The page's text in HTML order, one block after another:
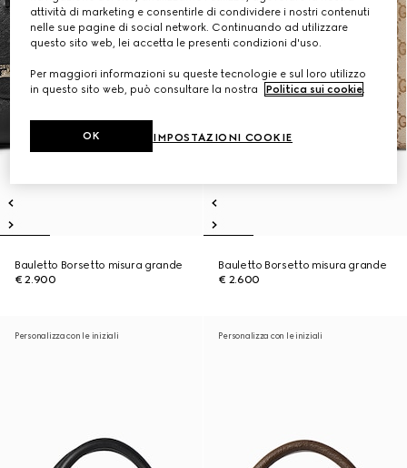
Bauletto Borsetto misura grande
€ 2.900
Bauletto Borsetto misura grande
€ 2.600
Personalizza con le iniziali Personalizza con le iniziali
attività di marketing e consentirle di condividere i nostri contenuti
nelle sue pagine di social network. Continuando ad utilizzare
questo sito web, lei accetta le presenti condizioni d'uso.
Per maggiori informazioni su queste tecnologie e sul loro utilizzo
in questo sito web, può consultare la nostra
Politica sui cookie.
IMPOSTAZIONI COOKIE
OK